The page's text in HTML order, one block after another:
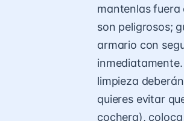
mantenlas fuera
son peligrosos;
armario con
limpieza
quieres evitar
cochera),